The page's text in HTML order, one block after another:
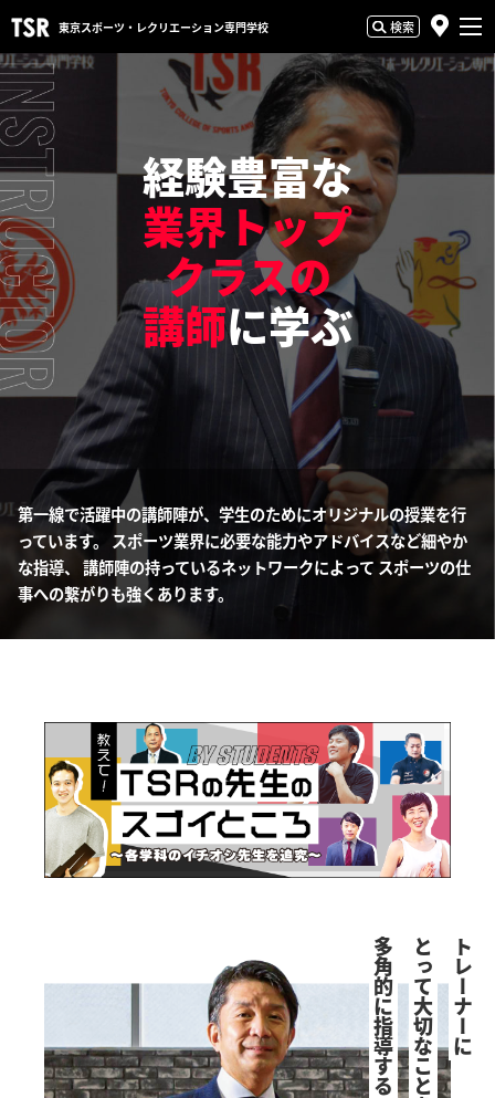
東京スポーツ・ レクリエーション専門学校 検索
経験豊富な
業界トップ
クラスの
講師に学ぶ
第一線で活躍中の講師陣が、学生のためにオリジナルの授業を行
っています。
スポーツ業界に必要な能力やアドバイスなど細やか
な指導、
講師陣の持っているネットワークによって スポーツの仕
事への繋がりも強くあります。
トレーナーに
とって大切なことを
多角的に指導する